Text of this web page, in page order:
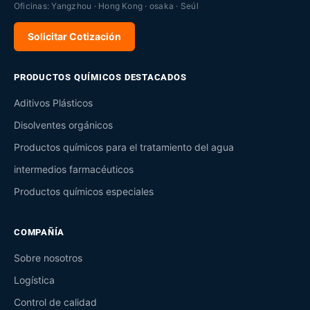
Oficinas: Yangzhou · Hong Kong · osaka · Seúl
Solicitar Cotización
PRODUCTOS QUÍMICOS DESTACADOS
Aditivos Plásticos
Disolventes orgánicos
Productos químicos para el tratamiento del agua
intermedios farmacéuticos
Productos químicos especiales
COMPAÑÍA
Sobre nosotros
Logística
Control de calidad